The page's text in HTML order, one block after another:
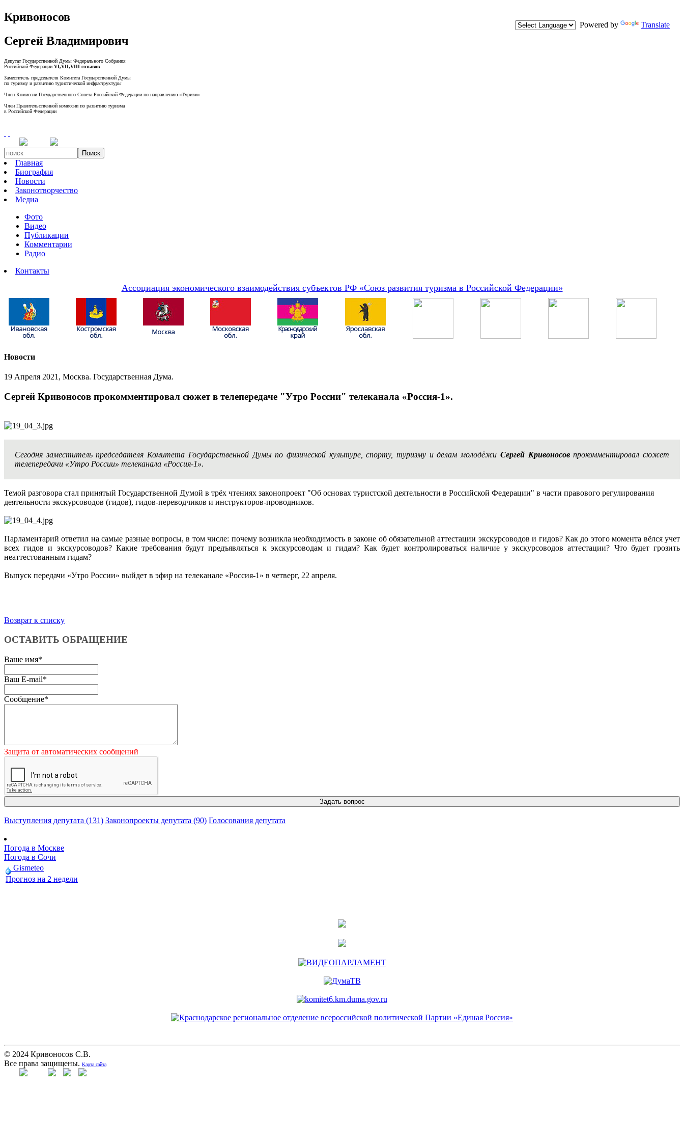
Powered by Translate
Кривоносов
Сергей Владимирович
Депутат Государственной Думы Федерального Собрания
Российской Федерации VI,VII,VIII созывов
Заместитель председателя Комитета Государственной Думы
по туризму и развитию туристической инфраструктуры
Член Комиссии Государственного Совета Российской Федерации по направлению «Туризм»
Член Правительственной комиссии по развитию туризма
в Российской Федерации
Поиск
Главная
Биография
Новости
Законотворчество
Медиа
Фото
Видео
Публикации
Комментарии
Радио
Контакты
Ассоциация экономического взаимодействия субъектов РФ «Союз развития туризма в Российской Федерации»
Новости
19 Апреля 2021, Москва. Государственная Дума.
Сергей Кривоносов прокомментировал сюжет в телепередаче "Утро России" телеканала «Россия-1».
Сегодня заместитель председателя Комитета Государственной Думы по физической культуре, спорту, туризму и делам молодёжи Сергей Кривоносовпрокомментировал сюжет
телепередачи «Утро России» телеканала «Россия-1».
Темой разговора стал принятый Государственной Думой в трёх чтениях законопроект "Об основах туристской деятельности в Российской Федерации" в части правового регулирования
деятельности экскурсоводов (гидов), гидов-переводчиков и инструкторов-проводников.
Парламентарий ответил на самые разные вопросы, в том числе: почему возникла необходимость в законе об обязательной аттестации экскурсоводов и гидов? Как до этого момента вёлся учет
всех гидов и экскурсоводов? Какие требования будут предъявляться к экскурсоводам и гидам? Как будет контролироваться наличие у экскурсоводов аттестации? Что будет грозить
неаттестованным гидам?
Выпуск передачи «Утро России» выйдет в эфир на телеканале «Россия-1» в четверг, 22 апреля.
Возврат к списку
ОСТАВИТЬ ОБРАЩЕНИЕ
Ваше имя*
Ваш E-mail*
Сообщение*
Защита от автоматических сообщений
Выступления депутата (131) Законопроекты депутата (90) Голосования депутата
Погода в Москве
Погода в Сочи
Gismeteo
Прогноз на 2 недели
© 2024 Кривоносов С.В.
Все права защищены. Карта сайта